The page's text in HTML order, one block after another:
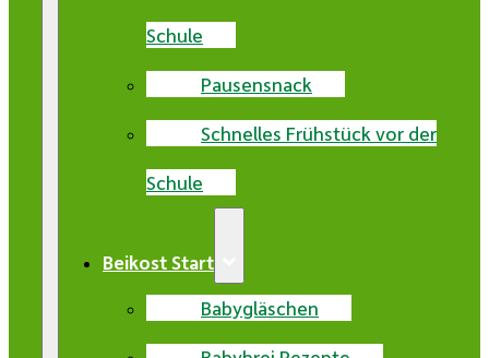
Schule
Pausensnack
Schnelles Frühstück vor der
Schule
Beikost Start
Babygläschen